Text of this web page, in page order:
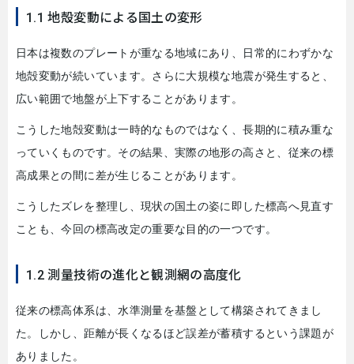
1.1 地殻変動による国土の変形
日本は複数のプレートが重なる地域にあり、日常的にわずかな
地殻変動が続いています。さらに大規模な地震が発生すると、
広い範囲で地盤が上下することがあります。
こうした地殻変動は一時的なものではなく、長期的に積み重な
っていくものです。その結果、実際の地形の高さと、従来の標
高成果との間に差が生じることがあります。
こうしたズレを整理し、現状の国土の姿に即した標高へ見直す
ことも、今回の標高改定の重要な目的の一つです。
1.2 測量技術の進化と観測網の高度化
従来の標高体系は、水準測量を基盤として構築されてきまし
た。しかし、距離が長くなるほど誤差が蓄積するという課題が
ありました。